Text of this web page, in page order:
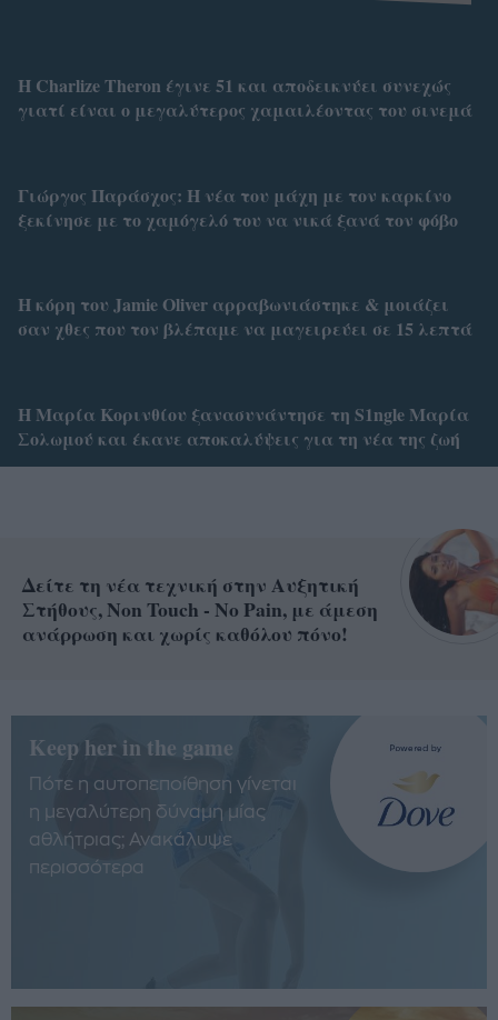
Η Charlize Theron έγινε 51 και αποδεικνύει συνεχώς
γιατί είναι ο μεγαλύτερος χαμαιλέοντας του σινεμά
Γιώργος Παράσχος: Η νέα του μάχη με τον καρκίνο
ξεκίνησε με το χαμόγελό του να νικά ξανά τον φόβο
Η κόρη του Jamie Oliver αρραβωνιάστηκε & μοιάζει
σαν χθες που τον βλέπαμε να μαγειρεύει σε 15 λεπτά
Η Μαρία Κορινθίου ξανασυνάντησε τη S1ngle Μαρία
Σολωμού και έκανε αποκαλύψεις για τη νέα της ζωή
Δείτε τη νέα τεχνική στην Αυξητική
Στήθους, Non Touch - No Pain, με άμεση
ανάρρωση και χωρίς καθόλου πόνο!
Keep her in the game
Πότε η αυτοπεποίθηση γίνεται
η μεγαλύτερη δύναμη μίας
αθλήτριας; Ανακάλυψε
περισσότερα